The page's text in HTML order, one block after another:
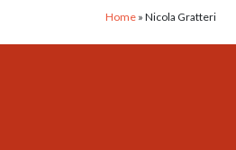
Home » Nicola Gratteri